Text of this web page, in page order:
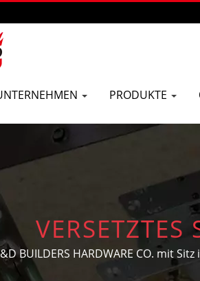
PRODUKTE
BUILDERS HARDWARE CO. mit
der Produktion von OEM/ODM-Tür-